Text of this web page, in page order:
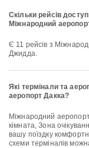
Скільки рейсів
Міжнародний
Є 11 рейсів з Міжнародний аеропорт Дакка до Міжнародний аеропорт
Джидда.
Які термінали та
аеропорт Дакка?
Міжнародний аеропорт Дакка пропонує Дитяча кімната, Молитовна
кімната, Зона
вашу поїздку
схеми терміналів